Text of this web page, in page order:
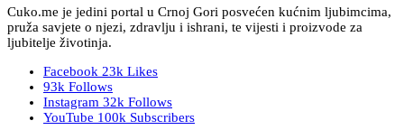
Cuko.me je jedini portal u Crnoj Gori posvećen kućnim ljubimcima,
pruža savjete o njezi, zdravlju i ishrani, te vijesti i proizvode za
ljubitelje životinja.
Facebook 23k Likes
93k Follows
Instagram 32k Follows
YouTube 100k Subscribers